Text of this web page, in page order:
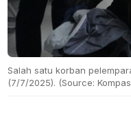
Salah satu korban
(7/7/2025). (Source: